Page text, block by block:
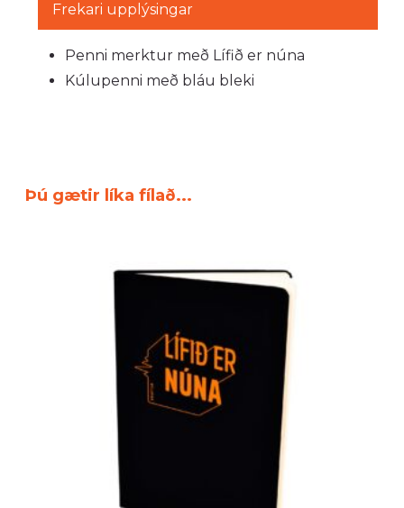
Frekari upplýsingar
Penni merktur með Lífið er núna
Kúlupenni með bláu bleki
Þú gætir líka fílað...